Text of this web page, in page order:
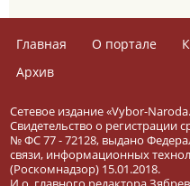
Главная О портале
Архив
Сетевое издание «Vybor-
Свидетельство о регистрации
№ ФС 77 - 72128, выдано
связи, информационных
(Роскомнадзор) 15.01.2018.